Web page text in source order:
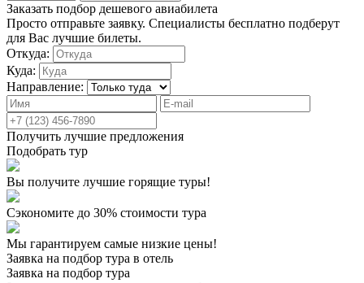
Заказать подбор дешевого авиабилета
Просто отправьте заявку. Специалисты бесплатно подберут
для Вас лучшие билеты.
Откуда:
Куда:
Направление:
Получить лучшие предложения
Подобрать тур
Вы получите лучшие горящие туры!
Сэкономите до 30% стоимости тура
Мы гарантируем самые низкие цены!
Заявка на подбор тура в отель
Заявка на подбор тура